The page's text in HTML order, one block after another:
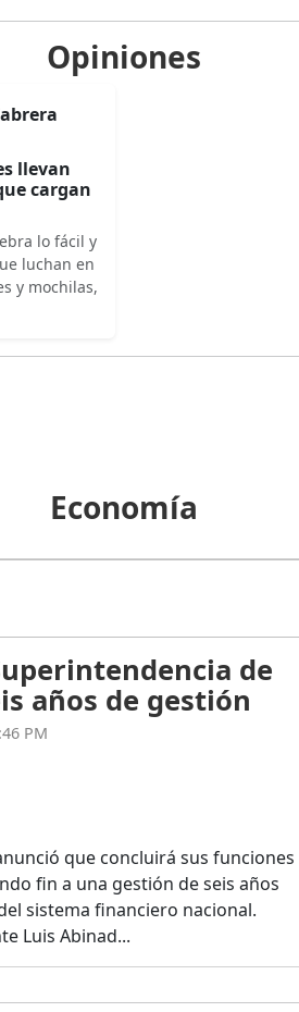
Opiniones
llevan
cargan
lo fácil y
luchan en
y mochilas,
Economía
de
años de gestión
PM
que concluirá sus funciones
fin a una gestión de seis años
sistema financiero nacional.
Luis Abinad...